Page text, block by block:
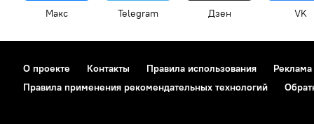
Макс Telegram Дзен VK
О проекте Контакты Правила использования Реклама
Правила применения рекомендательных технологий